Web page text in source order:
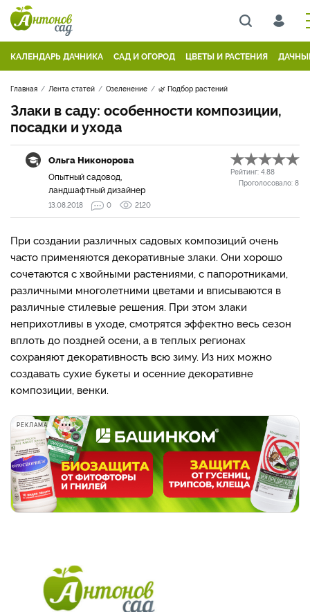
КАЛЕНДАРЬ ДАЧНИКА САД И ОГОРОД ЦВЕТЫ И РАСТЕНИЯ
Главная Лента статей Озеленение 🌿 Подбор растений
Злаки в саду: особенности композиции,
посадки и ухода
Ольга Никонорова
Опытный садовод,
ландшафтный дизайнер
Рейтинг: 4.88
Проголосовало: 8
13.08.2018 0 2120
При создании различных садовых композиций очень
часто применяются декоративные злаки. Они хорошо
сочетаются с хвойными растениями, с папоротниками,
различными многолетними цветами и вписываются в
различные стилевые решения. При этом злаки
неприхотливы в уходе, смотрятся эффектно весь сезон
вплоть до поздней осени, а в теплых регионах
сохраняют декоративность всю зиму. Из них можно
создавать сухие букеты и осенние декоративне
композиции, венки.
РЕКЛАМА